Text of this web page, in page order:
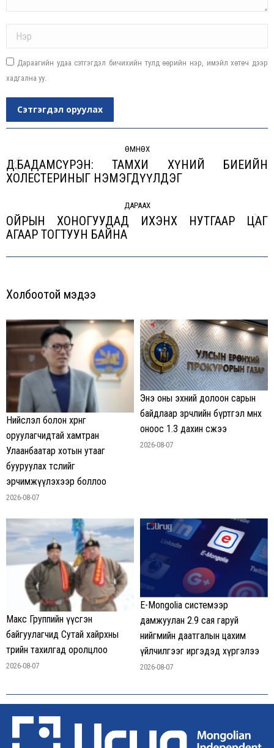
Дараагийн удаа сэтгэгдэл бичихийн тулд өөрийн нэр, имэйл хөтөч дээр
хадгална уу.
Сэтгэгдэл оруулах
ӨМНӨХ
Previous
post:
Д.БАДАМСҮРЭН: ТАМХИ ХҮНИЙ БИЕИЙН
ХОЛЕСТЕРИНЫГ НЭМЭГДҮҮЛДЭГ
ДАРААХ
Next
ОЙРЫН ХОНОГУУДАД ИХЭНХ НУТГААР ЦАГ
АГААР ТОГТУУН БАЙНА
Холбоотой мэдээ
Нийслэл болон хөрөнгө
оруулагчидтай хамтран
Улаанбаатар хотын утааг
бууруулах төслийг
эрчимжүүлэхээр боллоо
2026-08-07
Энэ оны эхний долоон сарын
байдлаар зөрчлийн бүртгэл өмнөх
оноос 1.3 дахин өсжээ
2026-08-07
Макс Группийн үүсгэн
байгуулагчид Сутай хайрхны
төрийн тахилгад оролцлоо
2026-08-07
E-Mongolia системээр
дамжуулан 2.9 сая гаруй
нийгмийн даатгалын цахим
үйлчилгээг иргэдэд хүргэлээ
2026-08-07